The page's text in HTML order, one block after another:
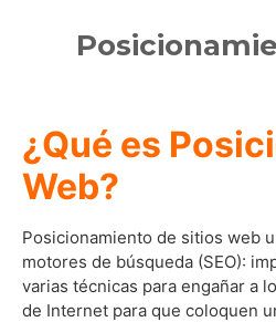
¿Qué es
Web?
Posicionamiento de sitios web
motores de búsqueda (SEO):
varias técnicas para engañar a
de Internet para que coloquen